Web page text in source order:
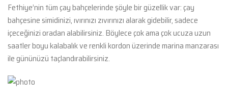
Fethiye’nin tüm çay bahçelerinde şöyle bir güzellik var: çay
bahçesine simidinizi, ıvırınızı zıvırınızı alarak gidebilir, sadece
içeceğinizi oradan alabilirsiniz. Böylece çok ama çok ucuza uzun
saatler boyu kalabalık ve renkli kordon üzerinde marina manzarası
ile gününüzü taçlandırabilirsiniz.